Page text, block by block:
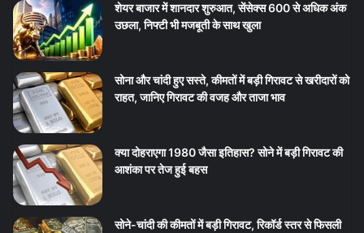
शेयर बाजार में शानदार शुरुआत, सेंसेक्स 600 से अधिक अंक
उछला, निफ्टी भी मजबूती के साथ खुला
सोना और चांदी हुए सस्ते, कीमतों में बड़ी गिरावट से खरीदारों को
राहत, जानिए गिरावट की वजह और ताजा भाव
क्या दोहराएगा 1980 जैसा इतिहास? सोने में बड़ी गिरावट की
आशंका पर तेज हुई बहस
सोने-चांदी की कीमतों में बड़ी गिरावट, रिकॉर्ड स्तर से फिसली